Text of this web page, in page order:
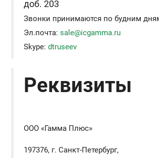
доб. 203
Звонки принимаются по будним
Эл.почта: sale@icgamma.ru
Skype: dtruseev
Реквизиты
ООО «Гамма Плюс»
197376, г. Санкт-Петербург,